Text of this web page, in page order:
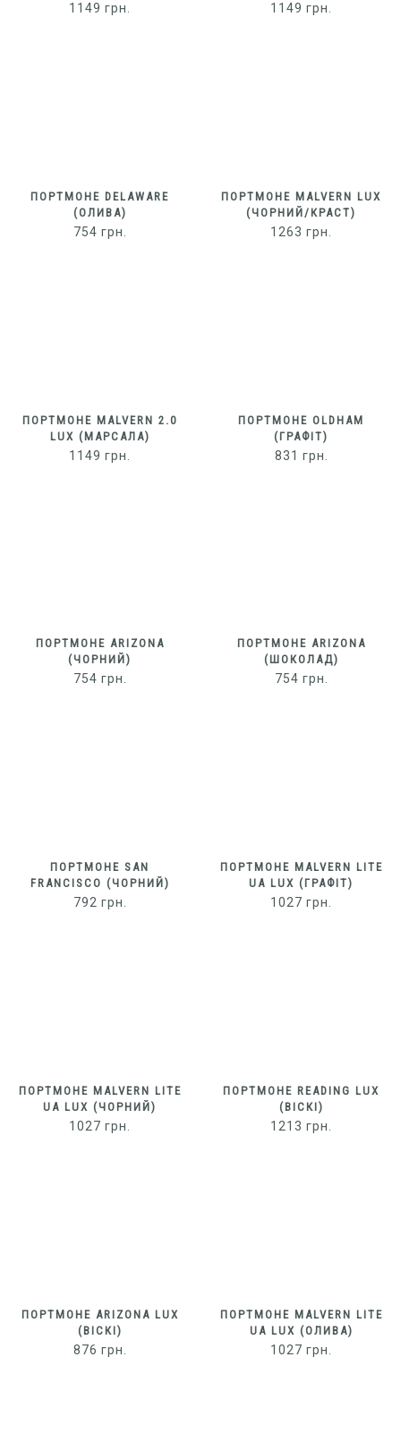
1149 грн. 1149 грн.
ПОРТМОНЕ DELAWARE
(ОЛИВА)
754 грн.
ПОРТМОНЕ MALVERN LUX
(ЧОРНИЙ/КРАСТ)
1263 грн.
ПОРТМОНЕ MALVERN 2.0
LUX (МАРСАЛА)
1149 грн.
ПОРТМОНЕ OLDHAM
(ГРАФІТ)
831 грн.
ПОРТМОНЕ ARIZONA
(ЧОРНИЙ)
754 грн.
ПОРТМОНЕ ARIZONA
(ШОКОЛАД)
754 грн.
ПОРТМОНЕ SAN
FRANCISCO (ЧОРНИЙ)
792 грн.
ПОРТМОНЕ MALVERN LITE
UA LUX (ГРАФІТ)
1027 грн.
ПОРТМОНЕ MALVERN LITE
UA LUX (ЧОРНИЙ)
1027 грн.
ПОРТМОНЕ READING LUX
(ВІСКІ)
1213 грн.
ПОРТМОНЕ ARIZONA LUX
(ВІСКІ)
876 грн.
ПОРТМОНЕ MALVERN LITE
UA LUX (ОЛИВА)
1027 грн.